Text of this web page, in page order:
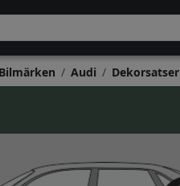
Bilmärken Audi Dekorsatser